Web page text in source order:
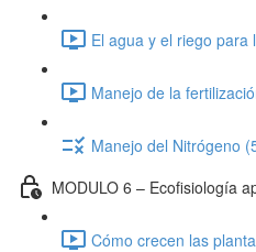
El agua y el riego
Manejo de la
Manejo del Nitrógeno
MODULO 6 – Ecofisiología
Cómo crecen las